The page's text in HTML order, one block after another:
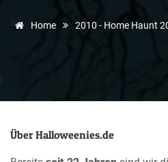
Home 2010 - Home Haunt
Über Halloweenies.de